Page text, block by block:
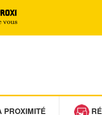
PROXIMITÉ